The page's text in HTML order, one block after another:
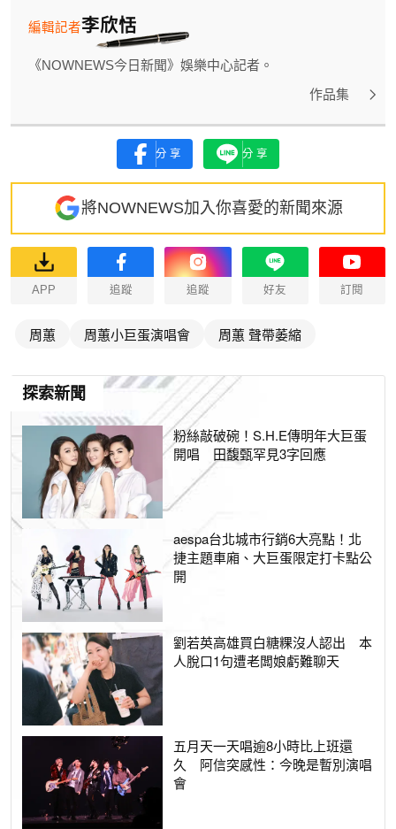
李欣恬
編輯記者
《NOWNEWS今日新聞》娛樂中心記者。
作品集
分享 分享
將NOWNEWS加入你喜愛的新聞來源
APP 追蹤 追蹤 好友 訂閱
周蕙 周蕙小巨蛋演唱會 周蕙 聲帶萎縮
探索新聞
粉絲敲破碗！S.H.E傳明年大巨蛋
開唱 田馥甄罕見3字回應
aespa台北城市行銷6大亮點！北
捷主題車廂、大巨蛋限定打卡點公
開
劉若英高雄買白糖粿沒人認出 本
人脫口1句遭老闆娘虧難聊天
五月天一天唱逾8小時比上班還
久 阿信突感性：今晚是暫別演唱
會